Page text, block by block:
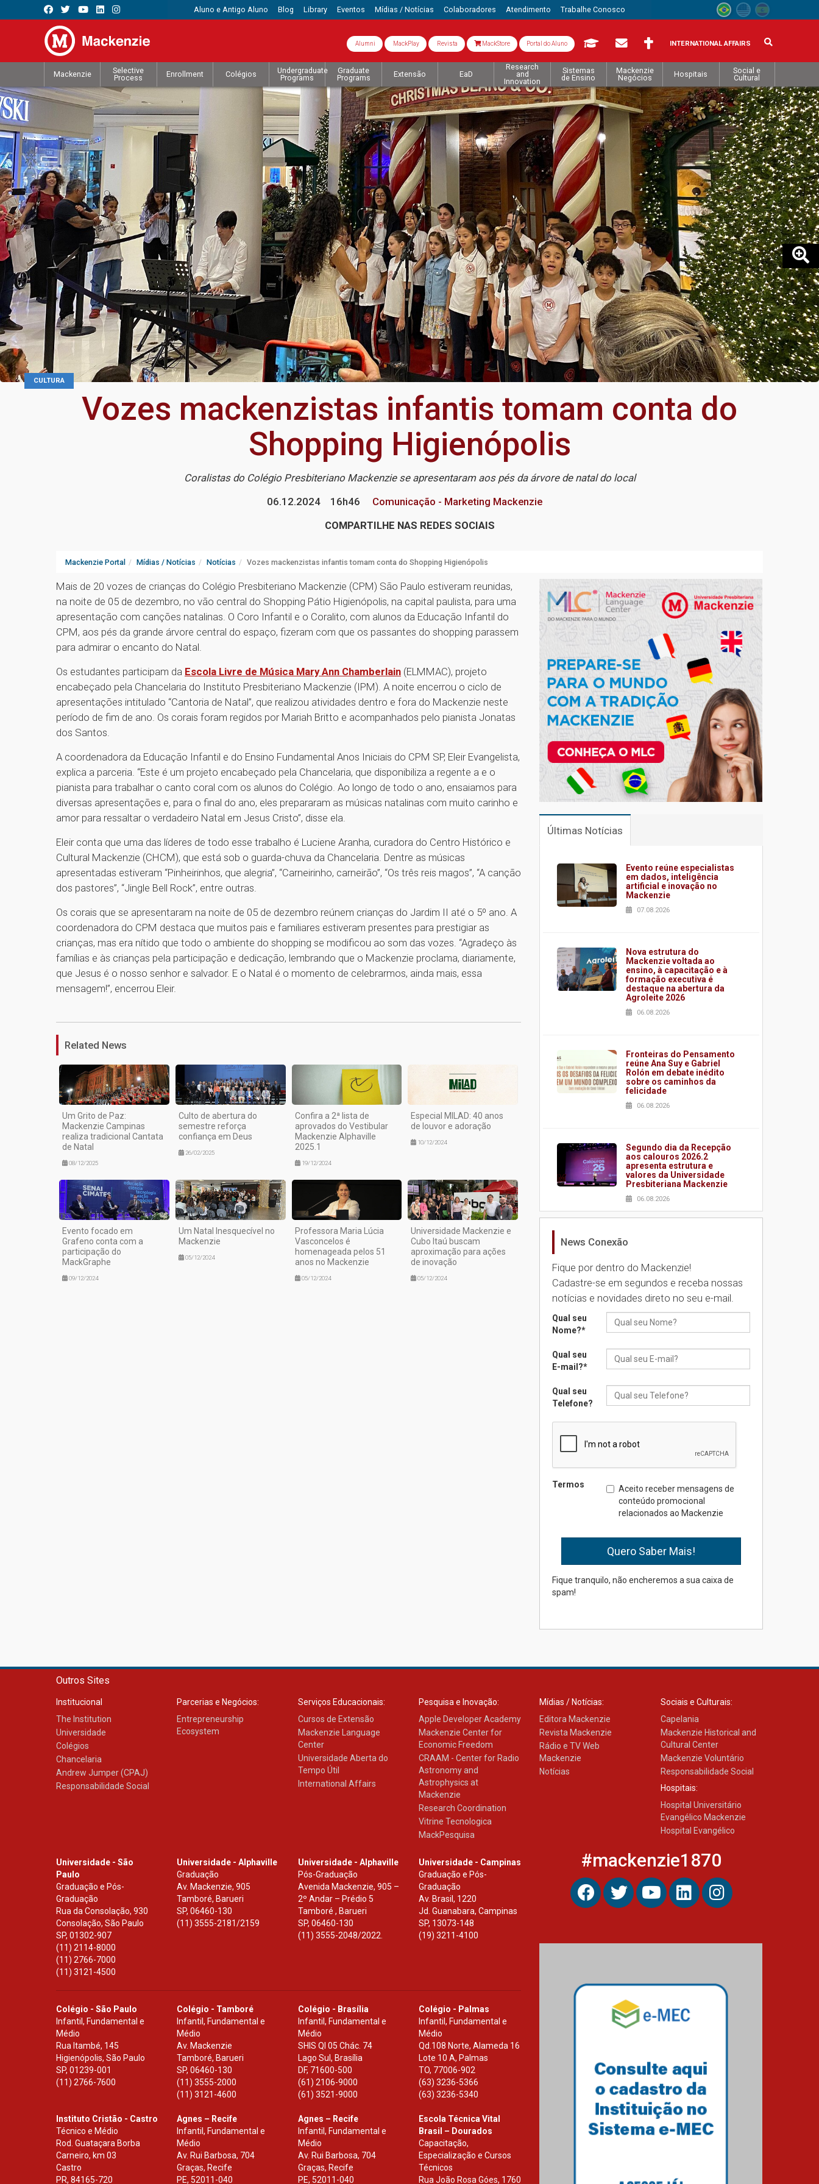
Aluno e Antigo Aluno Blog Library Eventos Mídias / Notícias Colaboradores Atendimento Trabalhe Conosco
Alumni MackPlay Revista MackStore Portal do Aluno INTERNATIONAL AFFAIRS
Mackenzie
Selective
Process
Enrollment Colégios
Undergraduate
Programs
Graduate
Programs
Extensão EaD
Research
and
Innovation
Sistemas
de Ensino
Mackenzie
Negócios
Hospitais
Social e
Cultural
CULTURA
Vozes mackenzistas infantis tomam conta do
Shopping Higienópolis
Coralistas do Colégio Presbiteriano Mackenzie se apresentaram aos pés da árvore de natal do local
06.12.2024
16h46
Comunicação - Marketing Mackenzie
COMPARTILHE NAS REDES SOCIAIS
Mackenzie Portal Mídias / Notícias Notícias Vozes mackenzistas infantis tomam conta do Shopping Higienópolis
Mais de 20 vozes de crianças do Colégio Presbiteriano Mackenzie (CPM) São Paulo estiveram reunidas,
na noite de 05 de dezembro, no vão central do Shopping Pátio Higienópolis, na capital paulista, para uma
apresentação com canções natalinas. O Coro Infantil e o Coralito, com alunos da Educação Infantil do
CPM, aos pés da grande árvore central do espaço, fizeram com que os passantes do shopping parassem
para admirar o encanto do Natal.
Os estudantes participam da Escola Livre de Música Mary Ann Chamberlain (ELMMAC), projeto
encabeçado pela Chancelaria do Instituto Presbiteriano Mackenzie (IPM). A noite encerrou o ciclo de
apresentações intitulado “Cantoria de Natal”, que realizou atividades dentro e fora do Mackenzie neste
período de fim de ano. Os corais foram regidos por Mariah Britto e acompanhados pelo pianista Jonatas
dos Santos.
A coordenadora da Educação Infantil e do Ensino Fundamental Anos Iniciais do CPM SP, Eleir Evangelista,
explica a parceria. “Este é um projeto encabeçado pela Chancelaria, que disponibiliza a regente a e o
pianista para trabalhar o canto coral com os alunos do Colégio. Ao longo de todo o ano, ensaiamos para
diversas apresentações e, para o final do ano, eles prepararam as músicas natalinas com muito carinho e
amor para ressaltar o verdadeiro Natal em Jesus Cristo”, disse ela.
Eleir conta que uma das líderes de todo esse trabalho é Luciene Aranha, curadora do Centro Histórico e
Cultural Mackenzie (CHCM), que está sob o guarda-chuva da Chancelaria. Dentre as músicas
apresentadas estiveram “Pinheirinhos, que alegria”, “Carneirinho, carneirão”, “Os três reis magos”, “A canção
dos pastores”, “Jingle Bell Rock”, entre outras.
Os corais que se apresentaram na noite de 05 de dezembro reúnem crianças do Jardim II até o 5º ano. A
coordenadora do CPM destaca que muitos pais e familiares estiveram presentes para prestigiar as
crianças, mas era nítido que todo o ambiente do shopping se modificou ao som das vozes. “Agradeço às
famílias e às crianças pela participação e dedicação, lembrando que o Mackenzie proclama, diariamente,
que Jesus é o nosso senhor e salvador. E o Natal é o momento de celebrarmos, ainda mais, essa
mensagem!”, encerrou Eleir.
Related News
Um Grito de Paz:
Mackenzie Campinas
realiza tradicional Cantata
de Natal
08/12/2025
Culto de abertura do
semestre reforça
confiança em Deus
26/02/2025
Confira a 2ª lista de
aprovados do Vestibular
Mackenzie Alphaville
2025.1
19/12/2024
Especial MILAD: 40 anos
de louvor e adoração
10/12/2024
Evento focado em
Grafeno conta com a
participação do
MackGraphe
09/12/2024
Um Natal Inesquecível no
Mackenzie
05/12/2024
Professora Maria Lúcia
Vasconcelos é
homenageada pelos 51
anos no Mackenzie
05/12/2024
Universidade Mackenzie e
Cubo Itaú buscam
aproximação para ações
de inovação
05/12/2024
Últimas Notícias
Evento reúne especialistas
em dados, inteligência
artificial e inovação no
Mackenzie
07.08.2026
Nova estrutura do
Mackenzie voltada ao
ensino, à capacitação e à
formação executiva é
destaque na abertura da
Agroleite 2026
06.08.2026
Fronteiras do Pensamento
reúne Ana Suy e Gabriel
Rolón em debate inédito
sobre os caminhos da
felicidade
06.08.2026
Segundo dia da Recepção
aos calouros 2026.2
apresenta estrutura e
valores da Universidade
Presbiteriana Mackenzie
06.08.2026
Nova apresentação do
brasileira
05.08.2026
Universidade Mackenzie
realizará nova edição da
05.08.2026
Seminário discute desafios
das novas tecnologias em
04.08.2026
Mackenzie recepciona os
calouros do segundo
semestre de 2026
04.08.2026
Brasília prepara seus
estudantes para o PAS antes
mesmo do Ensino Médio
News Conexão
Fique por dentro do Mackenzie!
Cadastre-se em segundos e receba nossas
notícias e novidades direto no seu e-mail.
Qual seu
Nome?*
Qual seu
E-mail?*
Qual seu
Telefone?
Termos
Aceito receber mensagens de
conteúdo promocional
relacionados ao Mackenzie
Fique tranquilo, não encheremos a sua caixa de
spam!
Outros Sites
Institucional
The Institution
Universidade
Colégios
Chancelaria
Andrew Jumper (CPAJ)
Responsabilidade Social
Parcerias e Negócios:
Entrepreneurship
Ecosystem
Serviços Educacionais:
Cursos de Extensão
Mackenzie Language
Center
Universidade Aberta do
Tempo Útil
International Affairs
Pesquisa e Inovação:
Apple Developer Academy
Mackenzie Center for
Economic Freedom
CRAAM - Center for Radio
Astronomy and
Astrophysics at
Mackenzie
Research Coordination
Vitrine Tecnologica
MackPesquisa
Mídias / Notícias:
Editora Mackenzie
Revista Mackenzie
Rádio e TV Web
Mackenzie
Notícias
Sociais e Culturais:
Capelania
Mackenzie Historical and
Cultural Center
Mackenzie Voluntário
Responsabilidade Social
Hospitais:
Hospital Universitário
Evangélico Mackenzie
Hospital Evangélico
Universidade - São
Paulo
Graduação e Pós-
Graduação
Rua da Consolação, 930
Consolação, São Paulo
SP, 01302-907
(11) 2114-8000
(11) 2766-7000
(11) 3121-4500
Universidade - Alphaville
Graduação
Av. Mackenzie, 905
Tamboré, Barueri
SP,06460-130
(11) 3555-2181/2159
Universidade - Alphaville
Pós-Graduação
Avenida Mackenzie, 905 –
2º Andar – Prédio 5
Tamboré , Barueri
SP, 06460-130
(11) 3555-2048/2022.
Universidade - Campinas
Graduação e Pós-
Graduação
Av. Brasil, 1220
Jd. Guanabara, Campinas
SP, 13073-148
(19) 3211-4100
Colégio - São Paulo
Infantil, Fundamental e
Médio
Rua Itambé, 145
Higienópolis, São Paulo
SP, 01239-001
(11) 2766-7600
Colégio - Tamboré
Infantil, Fundamental e
Médio
Av. Mackenzie
Tamboré, Barueri
SP,06460-130
(11) 3555-2000
(11) 3121-4600
Colégio - Brasília
Infantil, Fundamental e
Médio
SHIS Ql 05 Chác. 74
Lago Sul, Brasília
DF, 71600-500
(61) 2106-9000
(61) 3521-9000
Colégio - Palmas
Infantil, Fundamental e
Médio
Qd.108 Norte, Alameda 16
Lote 10 A, Palmas
TO, 77006-902
(63) 3236-5366
(63) 3236-5340
Instituto Cristão - Castro
Técnico e Médio
Rod. Guataçara Borba
Carneiro, km 03
Castro
PR, 84165-720
Agnes – Recife
Infantil, Fundamental e
Médio
Av. Rui Barbosa, 704
Graças, Recife
PE, 52011-040
Agnes – Recife
Infantil, Fundamental e
Médio
Av. Rui Barbosa, 704
Graças, Recife
PE, 52011-040
Escola Técnica Vital
Brasil – Dourados
Capacitação,
Especialização e Cursos
Técnicos
Rua João Rosa Góes, 1760
#mackenzie1870